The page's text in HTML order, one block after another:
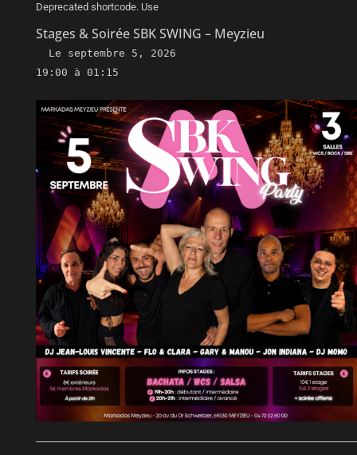
Deprecated shortcode. Use
Stages & Soirée SBK SWING – Meyzieu
Le septembre 5, 2026
19:00 à 01:15